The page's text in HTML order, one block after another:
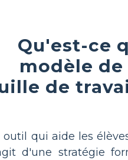
Qu'est-ce
modèle de
de
qui aide les
d'une stratégie